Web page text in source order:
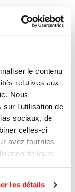
le contenu
relatives aux
Nous
sur l'utilisation de
sociaux, de
celles-ci
avez fournies
de leurs
les détails
dans les années
confort ultime.
classiques du
par Vitra selon
deux tailles et dans
de coques de
complété
noir, Noyer